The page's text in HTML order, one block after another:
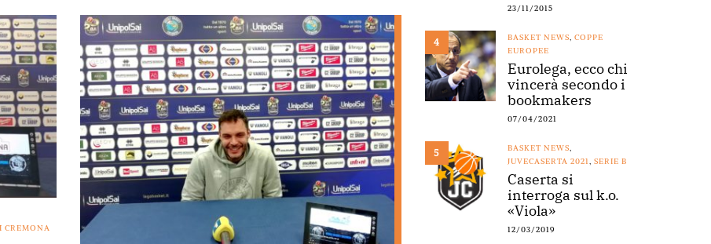
CREMONA
23/11/2015
4 BASKET NEWS, COPPE
EUROPEE
Eurolega, ecco chi
vincerà secondo i
bookmakers
07/04/2021
5 BASKET NEWS,
JUVECASERTA 2021, SERIE B
Caserta si
interroga sul k.o.
«Viola»
12/03/2019